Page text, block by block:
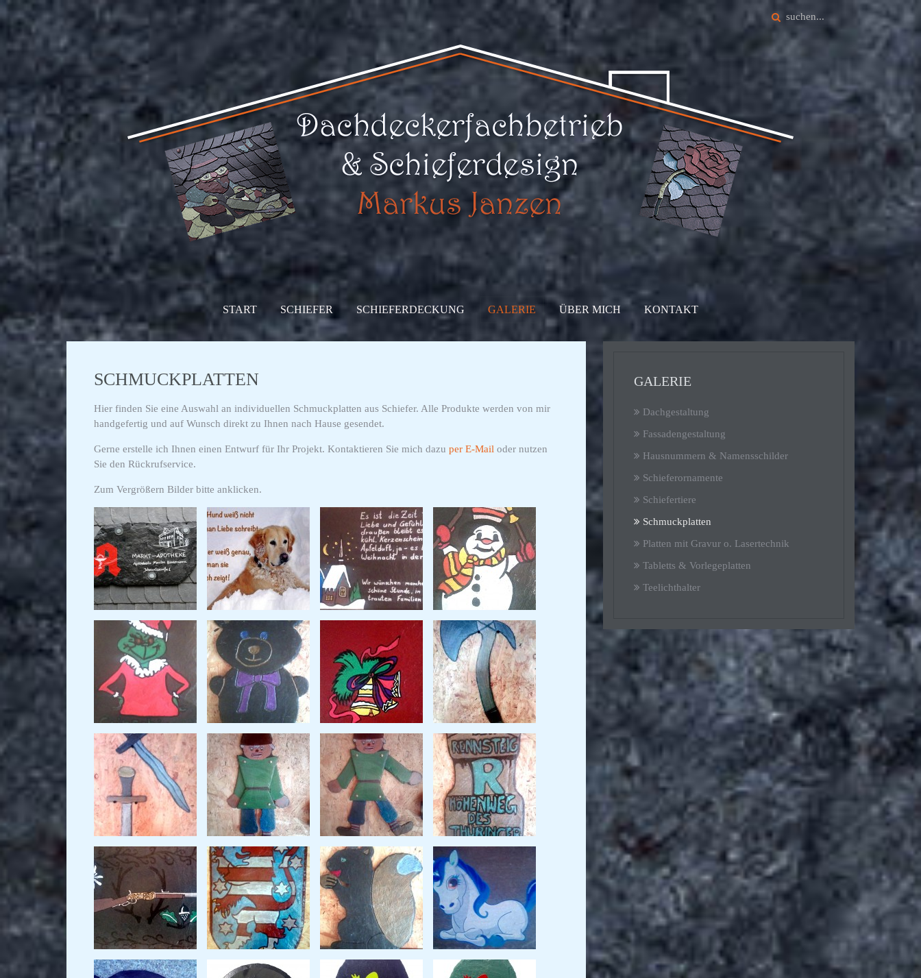
START SCHIEFER SCHIEFERDECKUNG GALERIE ÜBER MICH KONTAKT
SCHMUCKPLATTEN
Hier finden Sie eine Auswahl an individuellen Schmuckplatten aus Schiefer. Alle Produkte werden von mir
handgefertig und auf Wunsch direkt zu Ihnen nach Hause gesendet.
Gerne erstelle ich Ihnen einen Entwurf für Ihr Projekt. Kontaktieren Sie mich dazu per E-Mail oder nutzen
Sie den Rückrufservice.
Zum Vergrößern Bilder bitte anklicken.
GALERIE
Dachgestaltung
Fassadengestaltung
Hausnummern & Namensschilder
Schieferornamente
Schiefertiere
Schmuckplatten
Platten mit Gravur o. Lasertechnik
Tabletts & Vorlegeplatten
Teelichthalter